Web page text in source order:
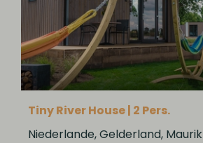
Tiny River House | 2 Pers.
Niederlande, Gelderland, Maurik